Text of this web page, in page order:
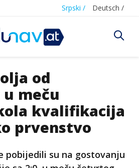
Srpski / Deutsch /
od
meču
kvalifikacija
prvenstvo
pobijedili su na gostovanju